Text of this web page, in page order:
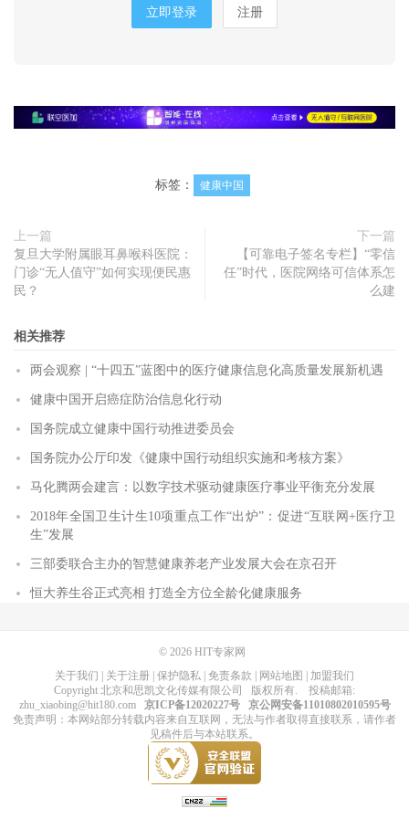
立即登录 注册
标签： 健康中国
上一篇
复旦大学附属眼耳鼻喉科医院：
门诊“无人值守”如何实现便民惠
民？
下一篇
【可靠电子签名专栏】“零信
任”时代，医院网络可信体系怎
么建
相关推荐
两会观察 | “十四五”蓝图中的医疗健康信息化高质量发展新机遇
健康中国开启癌症防治信息化行动
国务院成立健康中国行动推进委员会
国务院办公厅印发《健康中国行动组织实施和考核方案》
马化腾两会建言：以数字技术驱动健康医疗事业平衡充分发展
2018年全国卫生计生10项重点工作“出炉”：促进“互联网+医疗卫
生”发展
三部委联合主办的智慧健康养老产业发展大会在京召开
恒大养生谷正式亮相 打造全方位全龄化健康服务
© 2026 HIT专家网
关于我们
关于注册 保护隐私 免责条款 网站地图
加盟我们
Copyright 北京和思凯文化传媒有限公司 版权所有. 投稿邮箱:
zhu_xiaobing@hit180.com
京ICP备12020227号
京公网安备11010802010595号
免责声明：本网站部分转载内容来自互联网，无法与作者取得直接联系，请作者
见稿件后与本站联系。